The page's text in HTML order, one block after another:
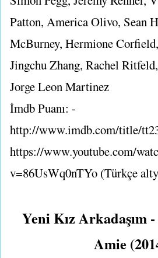
Patton, America Olivo, Sean
McBurney, Hermione
Jingchu Zhang, Rachel
Jorge Leon Martinez
İmdb Puanı: -
http://www.imdb.com/title/
https://www.youtube.com/
v=86UsWq0nTYo (Türkçe
Yeni Kız Arkadaşım
Amie